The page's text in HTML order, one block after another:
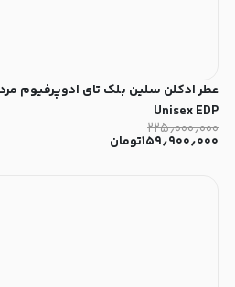
Unisex EDP
۲۲۵٫۰۰۰٫۰۰۰
۱۵۹٫۹۰۰٫۰۰۰تومان